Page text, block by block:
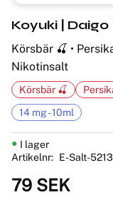
Koyuki |
Körsbär 🍒 •
Nikotinsalt
79 SEK
I lager
Artikelnr
E-Salt-5213
Körsbär 🍒
14 mg - 10ml